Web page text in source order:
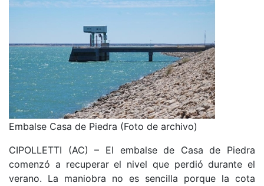
Embalse Casa de Piedra (Foto de archivo)
CIPOLLETTI (AC) – El embalse de Casa de Piedra
comenzó a recuperar el nivel que perdió durante el
verano. La maniobra no es sencilla porque la cota